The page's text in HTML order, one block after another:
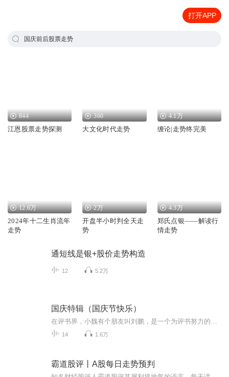
打开APP
国庆前后股票走势
844
江恩股票走势探测
360
大文化时代走势
4.1万
缠论|走势终完美
12.6万
2024年十二生肖流年
走势
2万
开盘半小时判全天走
势
4.3万
郑氏点银——解读行
情走势
通短线是银+股价走势构造
12 5.2万
国庆特辑（国庆节快乐）
14 1.6万
霸道股评丨A股每日走势预判